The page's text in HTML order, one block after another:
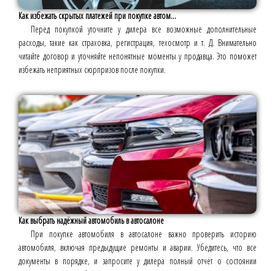
Как избежать скрытых платежей при покупке автом...
Перед покупкой уточните у дилера все возможные дополнительные
расходы, такие как страховка, регистрация, техосмотр и т. Д. Внимательно
читайте договор и уточняйте непонятные моменты у продавца. Это поможет
избежать неприятных сюрпризов после покупки.
Как выбрать надёжный автомобиль в автосалоне
При покупке автомобиля в автосалоне важно проверить историю
автомобиля, включая предыдущие ремонты и аварии. Убедитесь, что все
документы в порядке, и запросите у дилера полный отчёт о состоянии